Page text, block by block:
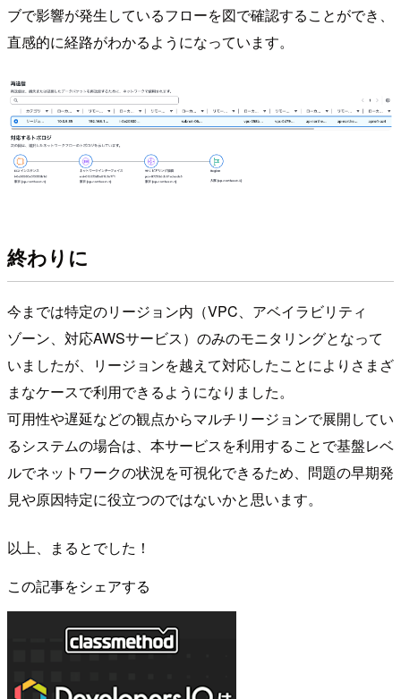
ブで影響が発生しているフローを図で確認することができ、
直感的に経路がわかるようになっています。
終わりに
今までは特定のリージョン内（VPC、アベイラビリティ
ゾーン、対応AWSサービス）のみのモニタリングとなって
いましたが、リージョンを越えて対応したことによりさまざ
まなケースで利用できるようになりました。
可用性や遅延などの観点からマルチリージョンで展開してい
るシステムの場合は、本サービスを利用することで基盤レベ
ルでネットワークの状況を可視化できるため、問題の早期発
見や原因特定に役立つのではないかと思います。
以上、まるとでした！
この記事をシェアする